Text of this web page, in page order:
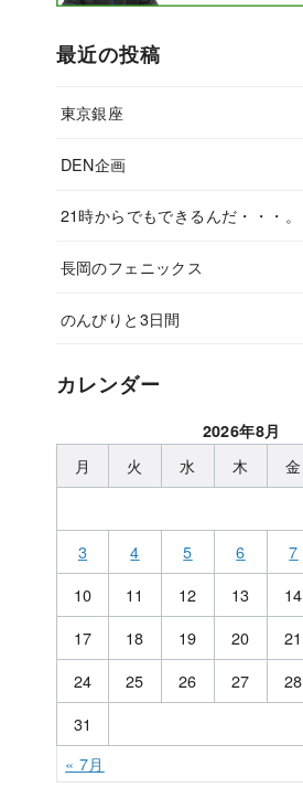
最近の投稿
東京銀座
DEN企画
21時からでもできるんだ・・・。
長岡のフェニックス
のんびりと3日間
カレンダー
2026年8月
月 火 水 木 金
3
4 5 6 7
10
11 12 13 14
17
18 19 20 21
24
25 26 27 28
31
« 7月